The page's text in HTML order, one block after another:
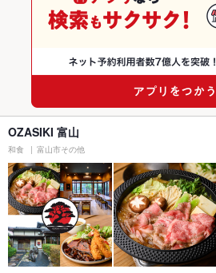
OZASIKI 富山
和食 富山市その他